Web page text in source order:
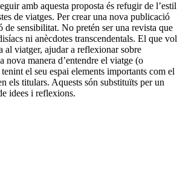
amb aquesta proposta és refugir de l’estil
de viatges. Per crear una nova publicació
de sensibilitat. No pretén ser una revista que
ni anècdotes transcendentals. El que vol
al viatger, ajudar a reflexionar sobre
nova manera d’entendre el viatge (o
el seu espai elements importants com el
els titulars. Aquests són substituïts per un
idees i reflexions.